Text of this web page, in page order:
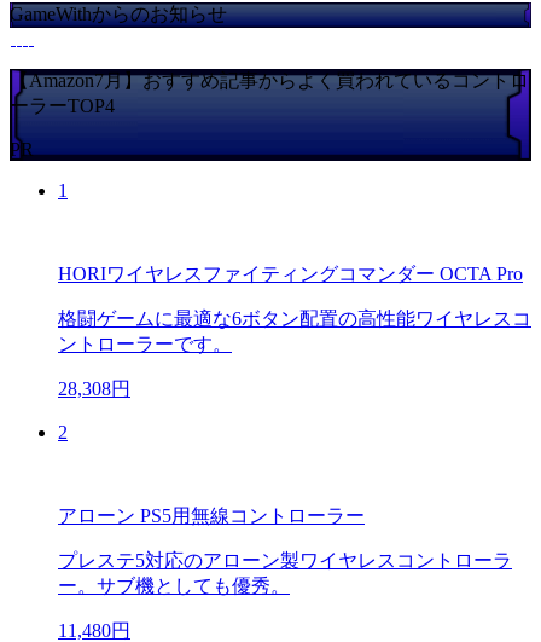
GameWithからのお知らせ
【Amazon7月】おすすめ記事からよく買われているコントロ
ーラーTOP4
PR
1
HORIワイヤレスファイティングコマンダー OCTA Pro
格闘ゲームに最適な6ボタン配置の高性能ワイヤレスコ
ントローラーです。
28,308円
2
アローン PS5用無線コントローラー
プレステ5対応のアローン製ワイヤレスコントローラ
ー。サブ機としても優秀。
11,480円